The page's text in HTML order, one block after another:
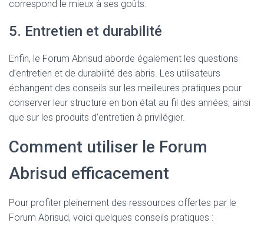
correspond le mieux à ses goûts.
5. Entretien et durabilité
Enfin, le Forum Abrisud aborde également les questions
d’entretien et de durabilité des abris. Les utilisateurs
échangent des conseils sur les meilleures pratiques pour
conserver leur structure en bon état au fil des années, ainsi
que sur les produits d’entretien à privilégier.
Comment utiliser le Forum
Abrisud efficacement
Pour profiter pleinement des ressources offertes par le
Forum Abrisud, voici quelques conseils pratiques :